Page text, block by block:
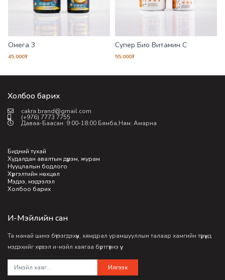
Омега 3
45,000₮
Супер Био Витамин С
55,000₮
Холбоо барих
cakra.brand@gmail.com
(+976) 7773 7755
Даваа-Баасан: 9:00-18:00 Бямба,Ням: Амарна
Бидний тухай
Худалдан авалтын дүрэм, журам
Нууцлалын бодлого
Хүргэлтийн нөхцөл
Мэдээ, мэдээлэл
Холбоо барих
И-Мэйлийн сан
Та манай шинэ бүтээгдэхүүн, хямдрал урамшууллын талаар хамгийн түрүүнд
мэдэхийг хүсвэл и-мэйл хаягаа бүртгүүлнэ үү.
Илгээх